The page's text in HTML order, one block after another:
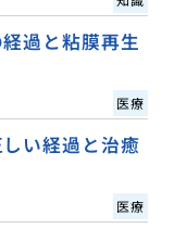
過と粘膜再生
医療
い経過と治癒
医療